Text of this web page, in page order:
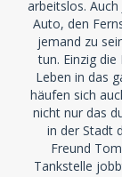
arbeitslos.
Auto, den
jemand zu
tun. Einzig
Leben in das
häufen sich
nicht nur das
in der Stadt
Freund
Tankstelle